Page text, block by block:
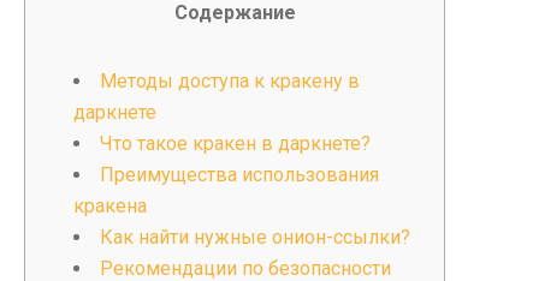
Содержание
Методы доступа к кракену в
даркнете
Что такое кракен в даркнете?
Преимущества использования
кракена
Как найти нужные онион-ссылки?
Рекомендации по безопасности